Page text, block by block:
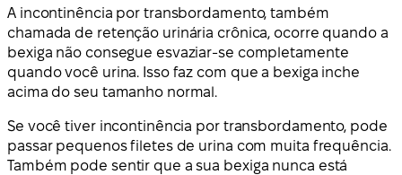
A incontinência por transbordamento, também
chamada de retenção urinária crônica, ocorre quando a
bexiga não consegue esvaziar-se completamente
quando você urina. Isso faz com que a bexiga inche
acima do seu tamanho normal.
Se você tiver incontinência por transbordamento, pode
passar pequenos filetes de urina com muita frequência.
Também pode sentir que a sua bexiga nunca está